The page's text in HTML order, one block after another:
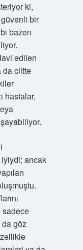
ki,
bir
bazen
edilen
da ciltte
hastalar,
ancak
sadece
da göz